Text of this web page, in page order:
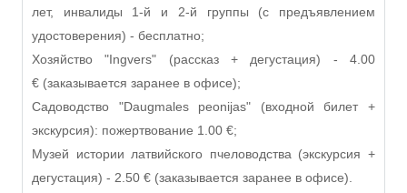
лет, инвалиды 1-й и 2-й группы (с предъявлением
удостоверения) - бесплатно;
Хозяйство "Ingvers" (рассказ + дегустация) - 4.00
€ (заказывается заранее в офисе);
Садоводство "Daugmales peonijas" (входной билет +
экскурсия): пожертвование 1.00 €;
Музей истории латвийского пчеловодства (экскурсия +
дегустация) - 2.50 € (заказывается заранее в офисе).